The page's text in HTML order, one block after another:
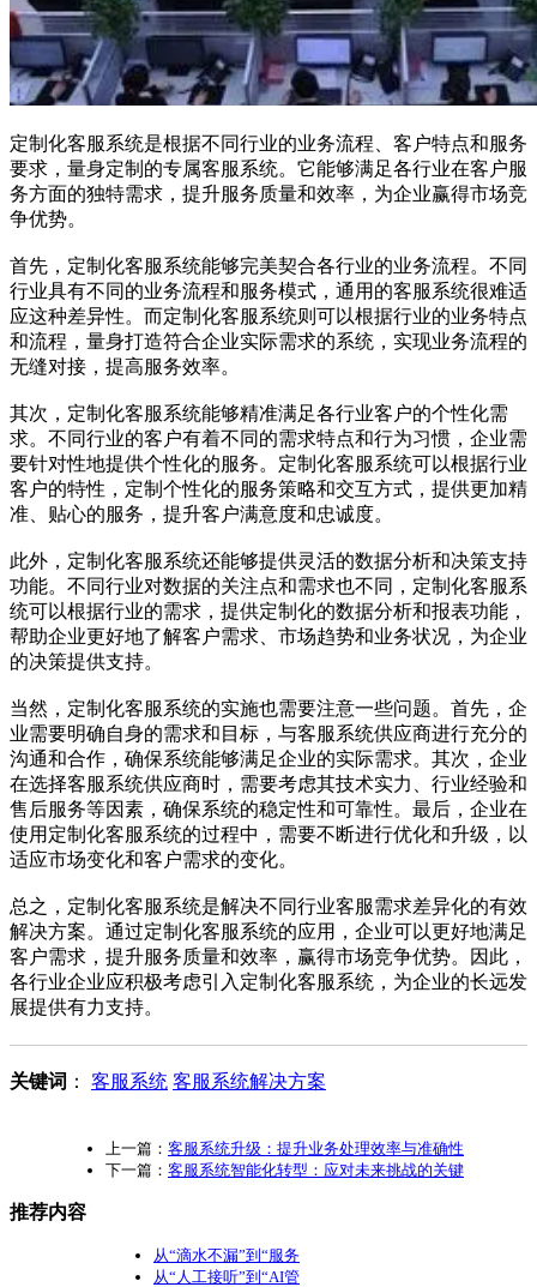
定制化客服系统是根据不同行业的业务流程、客户特点和服务
要求，量身定制的专属客服系统。它能够满足各行业在客户服
务方面的独特需求，提升服务质量和效率，为企业赢得市场竞
争优势。
首先，定制化客服系统能够完美契合各行业的业务流程。不同
行业具有不同的业务流程和服务模式，通用的客服系统很难适
应这种差异性。而定制化客服系统则可以根据行业的业务特点
和流程，量身打造符合企业实际需求的系统，实现业务流程的
无缝对接，提高服务效率。
其次，定制化客服系统能够精准满足各行业客户的个性化需
求。不同行业的客户有着不同的需求特点和行为习惯，企业需
要针对性地提供个性化的服务。定制化客服系统可以根据行业
客户的特性，定制个性化的服务策略和交互方式，提供更加精
准、贴心的服务，提升客户满意度和忠诚度。
此外，定制化客服系统还能够提供灵活的数据分析和决策支持
功能。不同行业对数据的关注点和需求也不同，定制化客服系
统可以根据行业的需求，提供定制化的数据分析和报表功能，
帮助企业更好地了解客户需求、市场趋势和业务状况，为企业
的决策提供支持。
当然，定制化客服系统的实施也需要注意一些问题。首先，企
业需要明确自身的需求和目标，与客服系统供应商进行充分的
沟通和合作，确保系统能够满足企业的实际需求。其次，企业
在选择客服系统供应商时，需要考虑其技术实力、行业经验和
售后服务等因素，确保系统的稳定性和可靠性。最后，企业在
使用定制化客服系统的过程中，需要不断进行优化和升级，以
适应市场变化和客户需求的变化。
总之，定制化客服系统是解决不同行业客服需求差异化的有效
解决方案。通过定制化客服系统的应用，企业可以更好地满足
客户需求，提升服务质量和效率，赢得市场竞争优势。因此，
各行业企业应积极考虑引入定制化客服系统，为企业的长远发
展提供有力支持。
关键词 ： 客服系统 客服系统解决方案
上一篇： 客服系统升级：提升业务处理效率与准确性
下一篇： 客服系统智能化转型：应对未来挑战的关键
推荐内容
从“滴水不漏”到“服务
从“人工接听”到“AI管